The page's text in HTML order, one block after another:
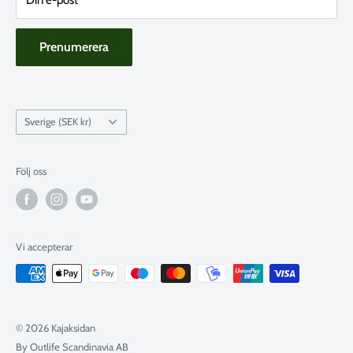
19-20 Juni: Stängt
Prenumerera
Land
Sverige (SEK kr)
Följ oss
Vi accepterar
© 2026 Kajaksidan
By Outlife Scandinavia AB